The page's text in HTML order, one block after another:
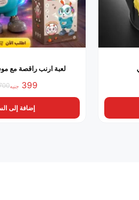
لعبة ارنب راقصة مع
هو:
399 جنيه
هو:
إضافة إلى